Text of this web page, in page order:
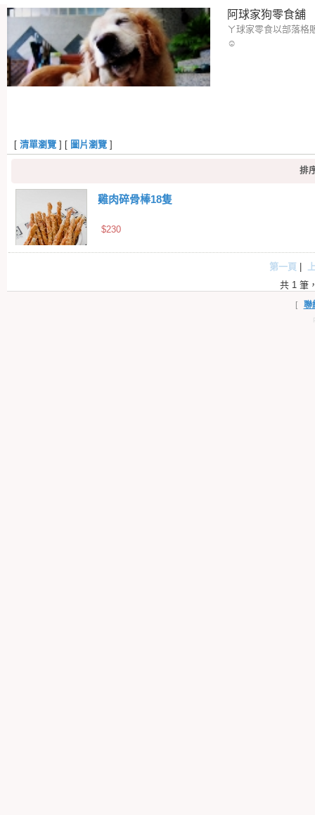
阿球家狗零食舖
ㄚ球家零食以部落格
☺
[ 清單瀏覽 ] [ 圖片瀏覽 ]
排
雞肉碎骨棒18隻
$230
第一頁 |
共 1 筆
[ 聯